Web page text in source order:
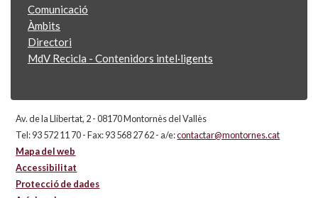
Comunicació
Àmbits
Directori
MdV Recicla - Contenidors intel·ligents
Av. de la Llibertat, 2 - 08170 Montornès del Vallès
Tel: 93 572 11 70 - Fax: 93 568 27 62 - a/e:contactar@montornes.cat
Mapa del web
Accessibilitat
Protecció de dades